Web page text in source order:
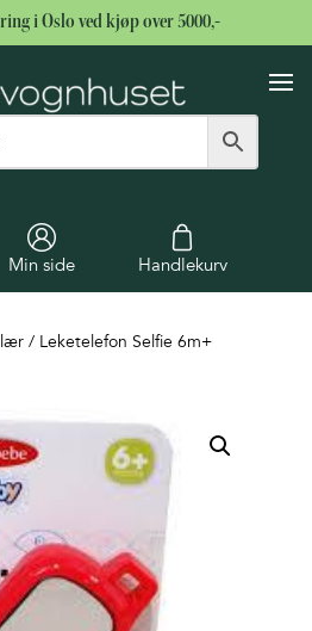
i Oslo ved kjøp over 5000,-
Min side Handlekurv
lær/ Leketelefon Selfie 6m+